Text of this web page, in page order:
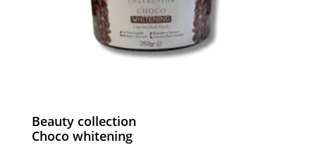
Beauty collection
Choco whitening